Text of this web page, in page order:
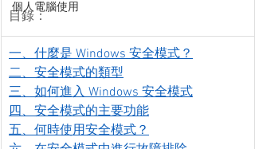
個人電腦使用
目錄：
一、什麼是 Windows 安全模式？
二、安全模式的類型
三、如何進入 Windows 安全模式
四、安全模式的主要功能
五、何時使用安全模式？